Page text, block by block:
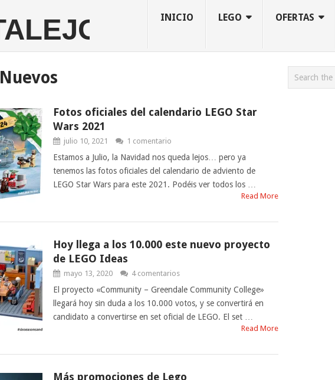
INICIO LEGO OFERTAS
Nuevos
Fotos oficiales del calendario LEGO Star
Wars 2021
julio 10, 2021 1 comentario
Estamos a Julio, la Navidad nos queda lejos… pero ya
tenemos las fotos oficiales del calendario de adviento de
LEGO Star Wars para este 2021. Podéis ver todos los …
Read More
Hoy llega a los 10.000 este nuevo proyecto
de LEGO Ideas
mayo 13, 2020 4 comentarios
El proyecto «Community – Greendale Community College»
llegará hoy sin duda a los 10.000 votos, y se convertirá en
candidato a convertirse en set oficial de LEGO. El set …
Read More
Más promociones de Lego